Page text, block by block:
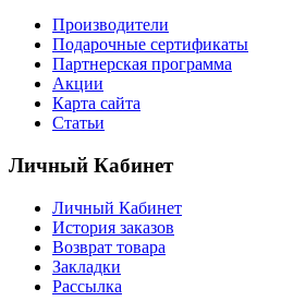
Производители
Подарочные сертификаты
Партнерская программа
Акции
Карта сайта
Статьи
Личный Кабинет
Личный Кабинет
История заказов
Возврат товара
Закладки
Рассылка